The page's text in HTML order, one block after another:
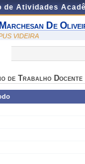
de Atividades
De
VIDEIRA
de Trabalho Docente